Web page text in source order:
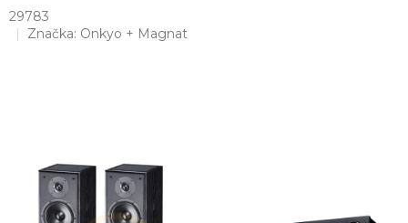
29783
Značka: Onkyo + Magnat